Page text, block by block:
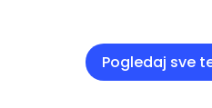
Pogledaj sve